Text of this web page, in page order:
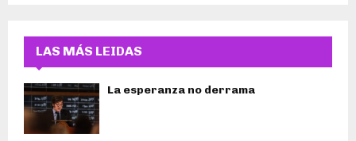
LAS MÁS LEIDAS
La esperanza no derrama